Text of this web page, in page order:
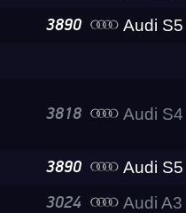
3890 Audi S5
3818 Audi S4 Eva
3890 Audi S5
3024 Audi